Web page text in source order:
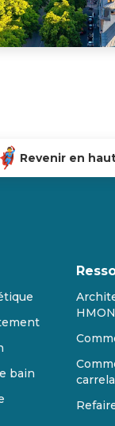
Revenir en
bain